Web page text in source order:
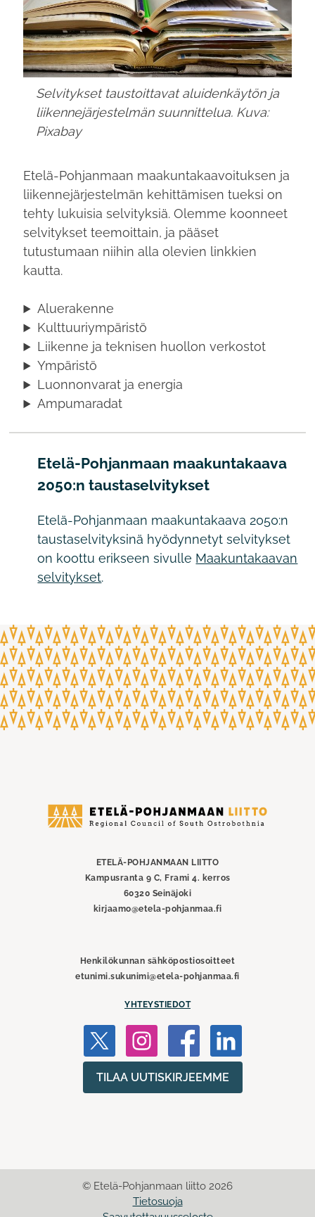
Selvitykset taustoittavat aluidenkäytön ja
liikennejärjestelmän suunnittelua. Kuva:
Pixabay
Etelä-Pohjanmaan maakuntakaavoituksen ja
liikennejärjestelmän kehittämisen tueksi on
tehty lukuisia selvityksiä. Olemme koonneet
selvitykset teemoittain, ja pääset
tutustumaan niihin alla olevien linkkien
kautta.
Aluerakenne
Kulttuuriympäristö
Liikenne ja teknisen huollon verkostot
Ympäristö
Luonnonvarat ja energia
Ampumaradat
Etelä-Pohjanmaan maakuntakaava
2050:n taustaselvitykset
Etelä-Pohjanmaan maakuntakaava 2050:n
taustaselvityksinä hyödynnetyt selvitykset
on koottu erikseen sivulle Maakuntakaavan
selvitykset.
Etelä-
ETELÄ-POHJANMAAN LIITTO
Kampusranta 9 C, Frami 4. kerros
60320 Seinäjoki
kirjaamo@etela-pohjanmaa.fi
Henkilökunnan sähköpostiosoitteet
etunimi.sukunimi@etela-pohjanmaa.fi
YHTEYSTIEDOT
TILAA UUTISKIRJEEMME
© Etelä-Pohjanmaan liitto 2026
Tietosuoja